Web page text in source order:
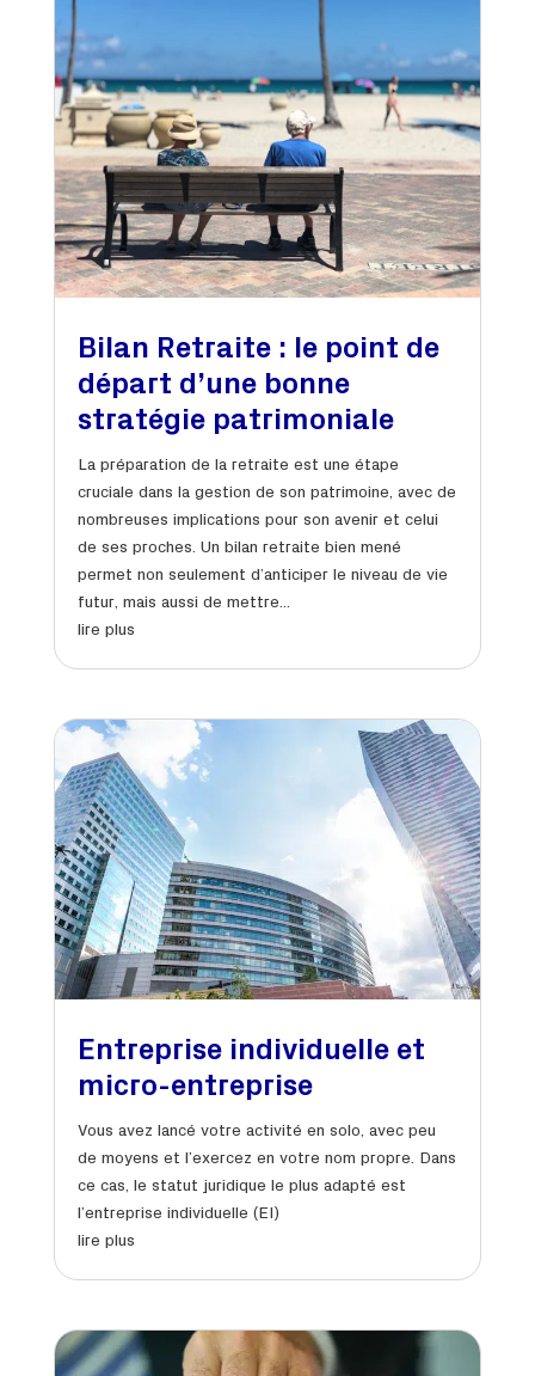
Bilan Retraite : le point de
départ d’une bonne
stratégie patrimoniale
La préparation de la retraite est une étape
cruciale dans la gestion de son patrimoine, avec de
nombreuses implications pour son avenir et celui
de ses proches. Un bilan retraite bien mené
permet non seulement d’anticiper le niveau de vie
futur, mais aussi de mettre...
lire plus
Entreprise individuelle et
micro-entreprise
Vous avez lancé votre activité en solo, avec peu
de moyens et l’exercez en votre nom propre. Dans
ce cas, le statut juridique le plus adapté est
l’entreprise individuelle (EI)
lire plus